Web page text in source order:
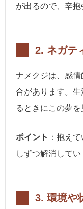
が出るので、辛抱
2. ネガテ
ナメクジは、感
合があります。
るときにこの夢を
ポイント ：抱え
しずつ解消してい
3. 環境や